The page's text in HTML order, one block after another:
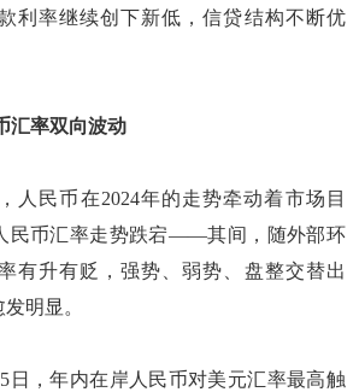
利率继续创下新低，信贷结构不断优
汇率双向波动
民币在2024年的走势牵动着市场目
民币汇率走势跌宕——其间，随外部环
有升有贬，强势、弱势、盘整交替出
明显。
，年内在岸人民币对美元汇率最高触